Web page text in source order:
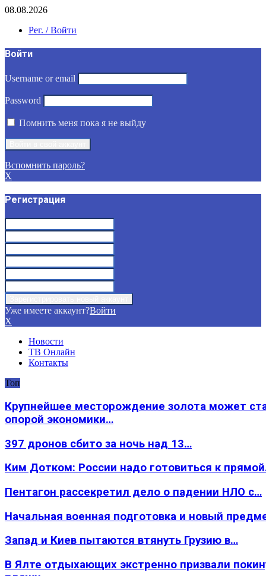
08.08.2026
Рег. / Войти
Войти
Username or email
Password
Помнить меня пока я не выйду
Вспомнить пароль?
X
Регистрация
Уже имеете аккаунт?Войти
X
Новости
ТВ Онлайн
Контакты
Топ
Крупнейшее месторождение золота может
опорой экономики…
397 дронов сбито за ночь над 13…
Ким Дотком: России надо готовиться к
Пентагон рассекретил дело о падении НЛО с…
Начальная военная подготовка и новый
Запад и Киев пытаются втянуть Грузию в…
В Ялте отдыхающих экстренно призвали